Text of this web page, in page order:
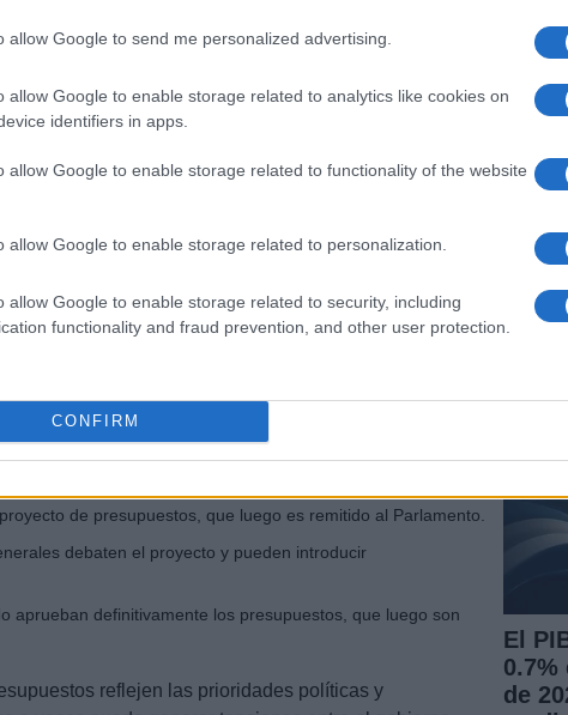
allow Google to send me personalized advertising.
allow Google to enable storage related to analytics like cookies on
identifiers in apps.
allow Google to enable storage related to functionality of the website
allow Google to enable storage related to personalization.
allow Google to enable storage related to security, including
functionality and fraud prevention, and other user protection.
CONFIRM
Generales del Estado
Estado
son el instrumento principal de la política
legislativo que incluye varias etapas:
de presupuestos, que luego es remitido al Parlamento.
debaten el proyecto y pueden introducir
aprueban definitivamente los presupuestos, que luego son
reflejen las prioridades políticas y
La
por
UE
El
de